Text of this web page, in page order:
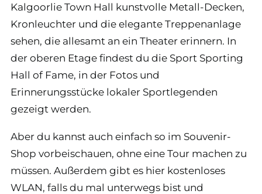
Kalgoorlie Town Hall kunstvolle Metall-Decken,
Kronleuchter und die elegante Treppenanlage
sehen, die allesamt an ein Theater erinnern. In
der oberen Etage findest du die Sport Sporting
Hall of Fame, in der Fotos und
Erinnerungsstücke lokaler Sportlegenden
gezeigt werden.
Aber du kannst auch einfach so im Souvenir-
Shop vorbeischauen, ohne eine Tour machen zu
müssen. Außerdem gibt es hier kostenloses
WLAN, falls du mal unterwegs bist und